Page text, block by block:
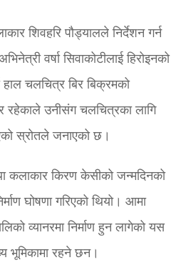
शिवहरि पौड्यालले निर्देशन गर्न
वर्षा सिवाकोटीलाई हिरोइनको
चलचित्र बिर बिक्रमको
रहेकाले उनीसंग चलचित्रका लागि
स्रोतले जनाएको छ।
कलाकार किरण केसीको जन्मदिनको
घोषणा गरिएको थियो। आमा
व्यानरमा निर्माण हुन लागेको यस
भूमिकामा रहने छन।